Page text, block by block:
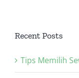
Recent Posts
Tips Memilih